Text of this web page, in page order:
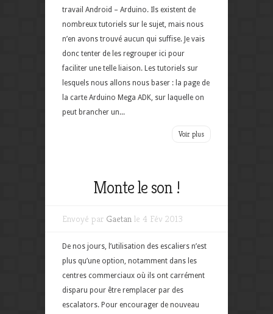
travail Android – Arduino. Ils existent de
nombreux tutoriels sur le sujet, mais nous
n’en avons trouvé aucun qui suffise. Je vais
donc tenter de les regrouper ici pour
faciliter une telle liaison. Les tutoriels sur
lesquels nous allons nous baser : la page de
la carte Arduino Mega ADK, sur laquelle on
peut brancher un...
Voir plus
Monte le son !
Envoyé par Gaetan le 4 Fév 2013
De nos jours, l’utilisation des escaliers n’est
plus qu’une option, notamment dans les
centres commerciaux où ils ont carrément
disparu pour être remplacer par des
escalators. Pour encourager de nouveau